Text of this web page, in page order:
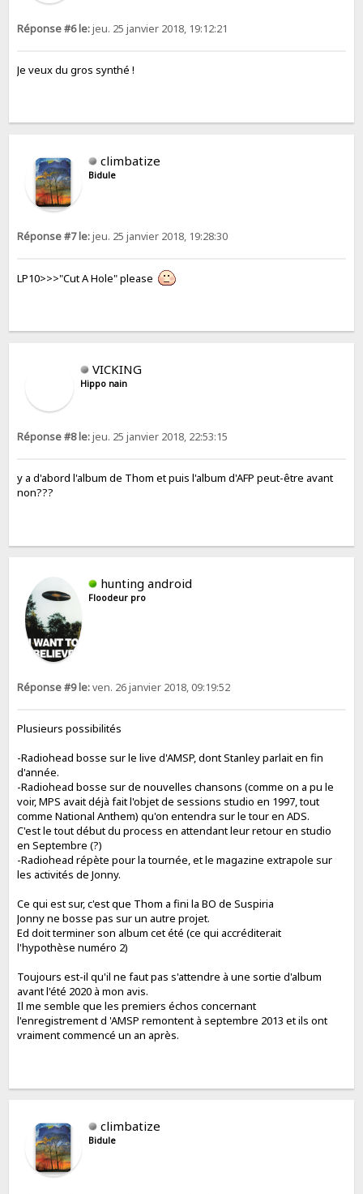
Réponse #6 le:jeu. 25 janvier 2018, 19:12:21
Je veux du gros synthé !
climbatize
Bidule
Réponse #7 le:jeu. 25 janvier 2018, 19:28:30
LP10>>>"Cut A Hole" please
VICKING
Hippo nain
Réponse #8 le:jeu. 25 janvier 2018, 22:53:15
y a d'abord l'album de Thom et puis l'album d'AFP peut-être avant
non???
hunting android
Floodeur pro
Réponse #9 le:ven. 26 janvier 2018, 09:19:52
Plusieurs possibilités
-Radiohead bosse sur le live d'AMSP, dont Stanley parlait en fin
d'année.
-Radiohead bosse sur de nouvelles chansons (comme on a pu le
voir, MPS avait déjà fait l'objet de sessions studio en 1997, tout
comme National Anthem) qu'on entendra sur le tour en ADS.
C'est le tout début du process en attendant leur retour en studio
en Septembre (?)
-Radiohead répète pour la tournée, et le magazine extrapole sur
les activités de Jonny.
Ce qui est sur, c'est que Thom a fini la BO de Suspiria
Jonny ne bosse pas sur un autre projet.
Ed doit terminer son album cet été (ce qui accréditerait
l'hypothèse numéro 2)
Toujours est-il qu'il ne faut pas s'attendre à une sortie d'album
avant l'été 2020 à mon avis.
Il me semble que les premiers échos concernant
l'enregistrement d 'AMSP remontent à septembre 2013 et ils ont
vraiment commencé un an après.
climbatize
Bidule